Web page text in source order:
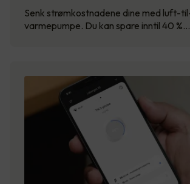
Senk strømkostnadene dine med luft-
varmepumpe. Du kan spare inntil 40 %…